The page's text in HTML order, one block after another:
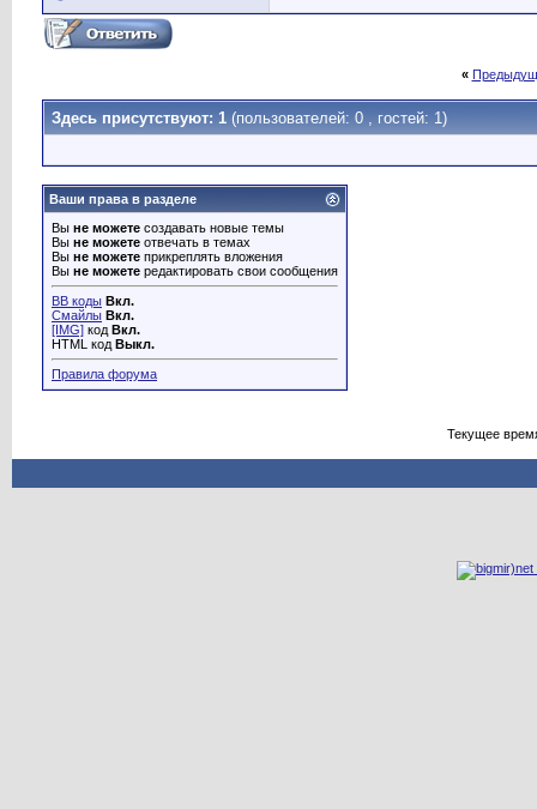
«
Здесь присутствуют: 1 (пользователей: 0 , гостей: 1)
Ваши права в разделе
Вы не можете создавать новые темы
Вы не можете отвечать в темах
Вы не можете прикреплять вложения
Вы не можете редактировать свои сообщения
BB коды Вкл.
Смайлы Вкл.
[IMG] код Вкл.
HTML код Выкл.
Правила форума
Текущее